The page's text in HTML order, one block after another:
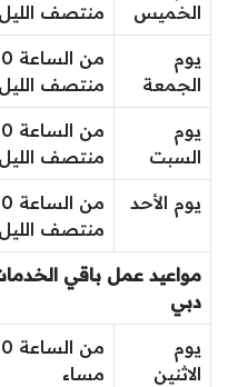
الخميس
منتصف الليل
يوم
الجمعة
منتصف الليل
يوم
السبت
منتصف الليل
يوم الأحد
منتصف الليل
مواعيد عمل باقي
دبي
يوم
الاثنين
مساء